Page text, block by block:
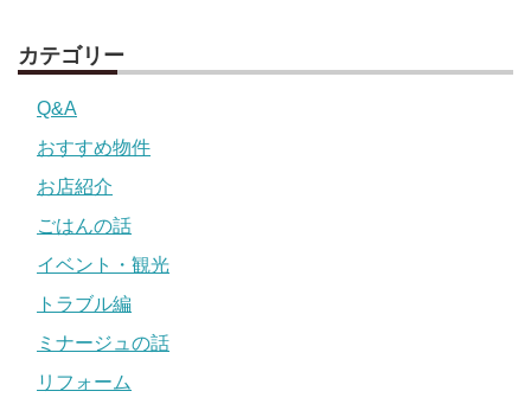
カテゴリー
Q&A
おすすめ物件
お店紹介
ごはんの話
イベント・観光
トラブル編
ミナージュの話
リフォーム